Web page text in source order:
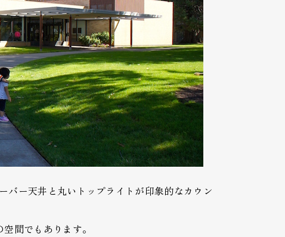
バー天井と丸いトップライトが印象的なカウン
間でもあります。